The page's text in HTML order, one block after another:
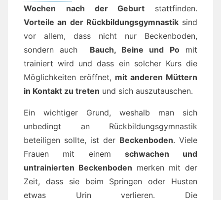
Wochen
nach der Geburt stattfinden.
Vorteile an der Rückbildungsgymnastiksind
vor allem, dass nicht nur Beckenboden,
sondern auch Bauch, Beine und Pomit
trainiert wird und dass ein solcher Kurs die
Möglichkeiten eröffnet, mit anderen Müttern
in Kontakt zu treten und sich auszutauschen.
Ein wichtiger Grund, weshalb man sich
unbedingt an Rückbildungsgymnastik
beteiligen sollte, ist der Beckenboden. Viele
Frauen mit einem schwachen und
untrainierten Beckenboden merken mit der
Zeit, dass sie beim Springen oder Husten
etwas Urin verlieren. Die